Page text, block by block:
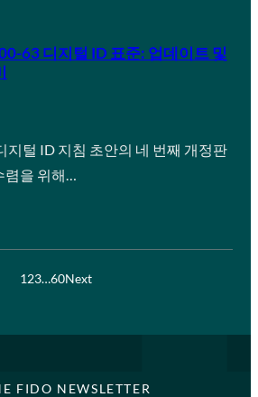
63 디지털 ID 표준: 업데이트 및
지털 ID 지침 초안의 네 번째 개정판
을 위해…
123…60Next
FIDO NEWSLETTER